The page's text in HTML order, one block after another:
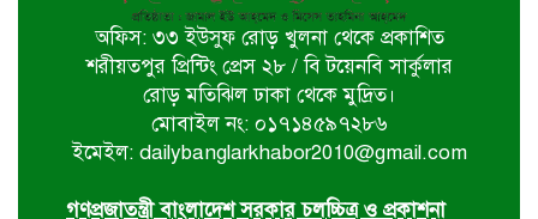
দিঘলিয়ায় ট্রাক চাপায় নিহতের ঘটনায়
ঘাতক ট্রাক চালককে গ্রেফতার করেছে
র‍্যাব-৬
ঘোড়াঘাট পৌর বিএনপির উদ্যোগে ৫ই
অফিস: ৩৩ ইউসুফ রোড় খুলনা থেকে প্রকাশিত
শরীয়তপুর প্রিন্টিং প্রেস ২৮ / বি টয়েনবি সার্কুলার
রোড় মতিঝিল ঢাকা থেকে মুদ্রিত।
মোবাইল নং: ০১৭১৪৫৯৭২৮৬
ইমেইল: dailybanglarkhabor2010@gmail.com
গণপ্রজাতন্ত্রী বাংলাদেশ সরকার চলচ্চিত্র ও প্রকাশনা